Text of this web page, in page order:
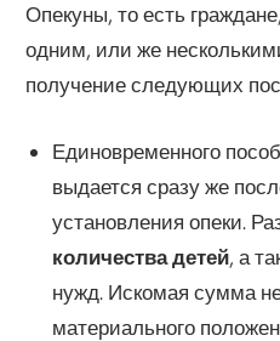
Опекуны, то есть
одним, или же
получение следующих
Единовременного
выдается сразу же
установления опеки.
количества детей, а
нужд. Искомая сумма
материального